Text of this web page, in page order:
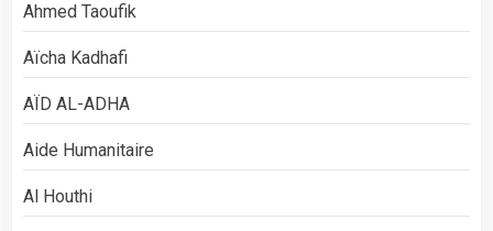
Ahmed Taoufik
Aïcha Kadhafi
AÏD AL-ADHA
Aide Humanitaire
Al Houthi